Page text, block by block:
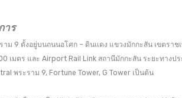
าร
ม 9 ตั้งอยู่บนถนนอโศก – ดินแดง แขวงมักกะสัน เขตราช
เมตร และ Airport Rail Link สถานีมักกะสัน ระยะทางป
พระราม 9, Fortune Tower, G Tower เป็นต้น